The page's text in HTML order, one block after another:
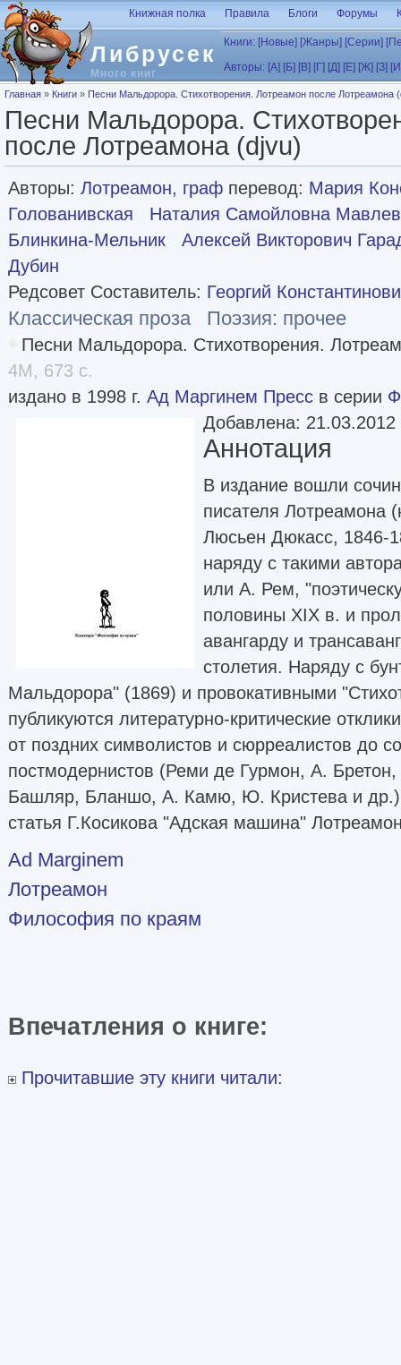
Перейти к основному содержанию
Либрусек
Много книг
Книжная полка Правила Блоги Форумы
Книги: [Новые] [Жанры] [Серии]
Авторы: [А] [Б] [В] [Г] [Д] [Е] [Ж] [З]
Вы здесь
Главная » Книги » Песни Мальдорора. Стихотворения. Лотреамон после Лотреамона
Песни Мальдорора.
после Лотреамона (djvu)
Авторы: Лотреамон, граф перевод: Мария
Голованивская
Наталия Самойловна
Блинкина-Мельник
Алексей Викторович
Дубин
Редсовет Составитель: Георгий
Классическая проза Поэзия: прочее
Песни Мальдорора. Стихотворения.
4M, 673 с.
издано в 1998 г. Ад Маргинем Пресс в серии
Добавлена: 21.03.2012
Аннотация
В издание вошли
писателя Лотреамона
Люсьен Дюкасс, 1846-
наряду с такими
или А. Рем,
половины ХIХ в. и
авангарду и
столетия. Наряду с
Мальдорора" (1869) и провокативными
публикуются литературно-критические
от поздних символистов и сюрреалистов до
постмодернистов (Реми де Гурмон, А.
Башляр, Бланшо, А. Камю, Ю. Кристева и
статья Г.Косикова "Адская машина"
Ad Marginem
Лотреамон
Философия по краям
Впечатления о книге:
Прочитавшие эту книги читали: